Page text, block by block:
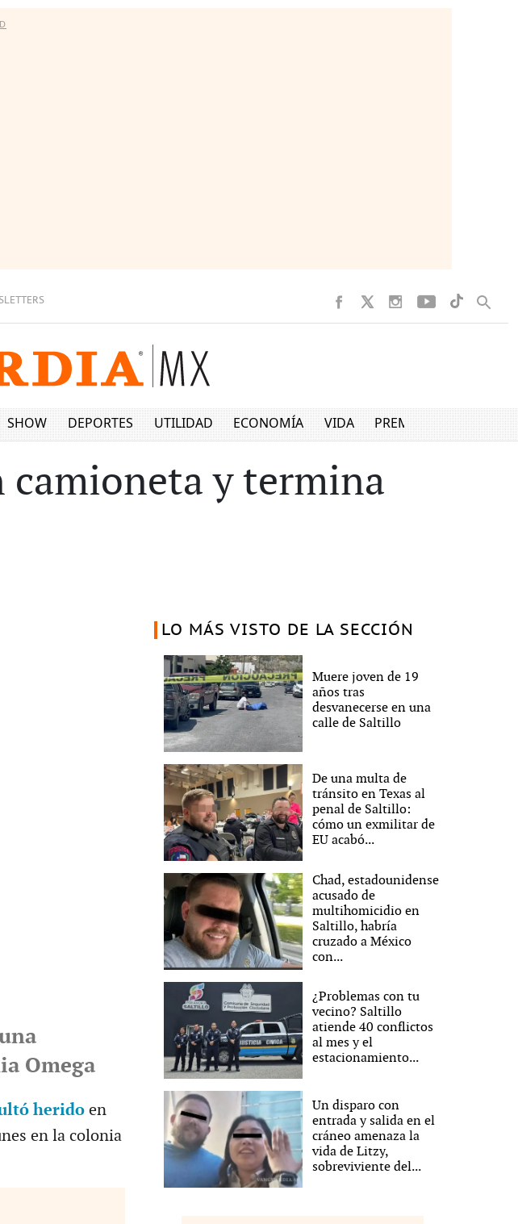
SHOW DEPORTES UTILIDAD ECONOMÍA VIDA PREMIUM
camioneta y termina
Omega
heridoen
en la colonia
LO MÁS VISTO DE LA SECCIÓN
Muere joven de 19
años tras
desvanecerse en una
calle de Saltillo
De una multa de
tránsito en Texas al
penal de Saltillo:
cómo un exmilitar de
EU acabó...
Chad, estadounidense
acusado de
multihomicidio en
Saltillo, habría
cruzado a México
con...
¿Problemas con tu
vecino? Saltillo
atiende 40 conflictos
al mes y el
estacionamiento...
Un disparo con
entrada y salida en el
cráneo amenaza la
vida de Litzy,
sobreviviente del...